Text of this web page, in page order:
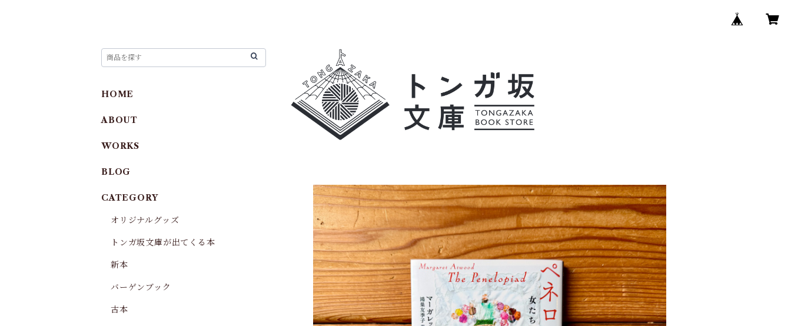
HOME
ABOUT
WORKS
BLOG
CATEGORY
オリジナルグッズ
トンガ坂文庫が出てくる本
新本
バーゲンブック
古本